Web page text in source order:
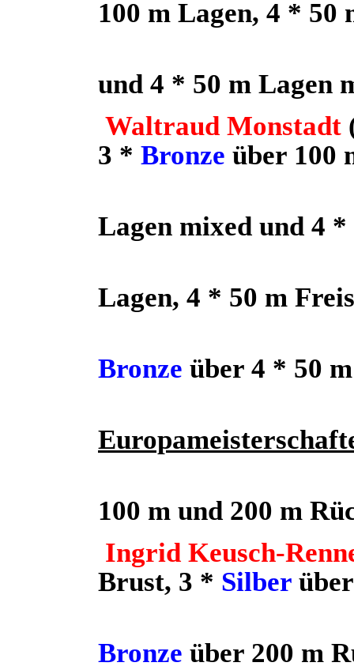
100 m Lagen, 4 *
und 4 * 50 m Lagen
Waltraud Monstadt
3 * Bronze über 100
Lagen mixed und 4
Lagen, 4 * 50 m
Bronze über 4 * 50
100 m und 200 m
Ingrid Keusch-
Brust, 3 * Silber
Bronze über 200 m